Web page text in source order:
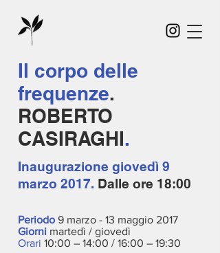
Il corpo delle
frequenze.
ROBERTO
CASIRAGHI.
Inaugurazione giovedì 9
marzo 2017. Dalle ore 18:00
Periodo 9 marzo - 13 maggio 2017
Giorni martedì / giovedì
Orari 10:00 – 14:00 / 16:00 – 19:30